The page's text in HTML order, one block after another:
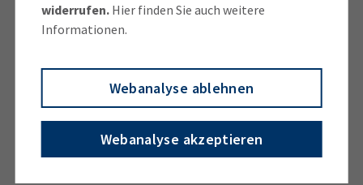
widerrufen.Hier finden Sie auch weitere
Informationen.
Webanalyse ablehnen
Webanalyse akzeptieren
„Diese hatten bereits Erfahrungen mit
von ihren verschiedenen Auftraggebern“, so Jonas
Dickel. „Sie zu beantworten, hat ihre Kapazitäten
einfach gesprengt. Mit dem VSME-Standard fühlten
sie sich gut abgeholt und sicher.“